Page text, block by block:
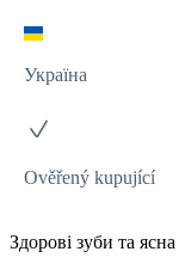
Україна
Ověřený kupující
Здорові зуби та ясна